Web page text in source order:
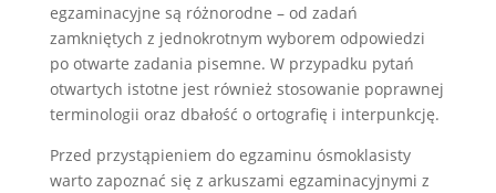
egzaminacyjne są różnorodne – od zadań
zamkniętych z jednokrotnym wyborem odpowiedzi
po otwarte zadania pisemne. W przypadku pytań
otwartych istotne jest również stosowanie poprawnej
terminologii oraz dbałość o ortografię i interpunkcję.
Przed przystąpieniem do egzaminu ósmoklasisty
warto zapoznać się z arkuszami egzaminacyjnymi z